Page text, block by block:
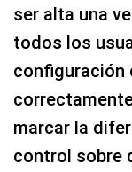
ser alta una
todos los
configuración
marcar la
control sobre